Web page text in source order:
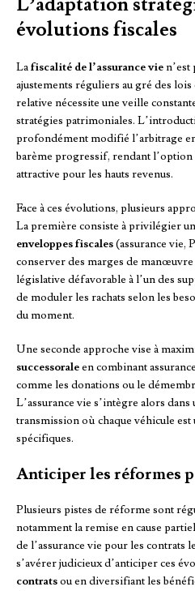
évolutions fiscales
Lafiscalité de l’assurance vien’est
ajustements réguliers au gré des
relative nécessite une veille
stratégies patrimoniales.
profondément modifié l’arbitrage
barème progressif, rendant
attractive pour les hauts revenus.
Face à ces évolutions, plusieurs
La première consiste à privilégier
enveloppes fiscales(assurance vie,
conserver des marges de
législative défavorable à l’un des
de moduler les rachats selon les
du moment.
Une seconde approche vise à
successoraleen combinant
comme les donations ou le
L’assurance vie s’intègre alors
transmission où chaque véhicule est
spécifiques.
Anticiper les réformes
Plusieurs pistes de réforme sont
notamment la remise en cause
de l’assurance vie pour les contrats
s’avérer judicieux d’anticiper ces
contratsou en diversifiant les